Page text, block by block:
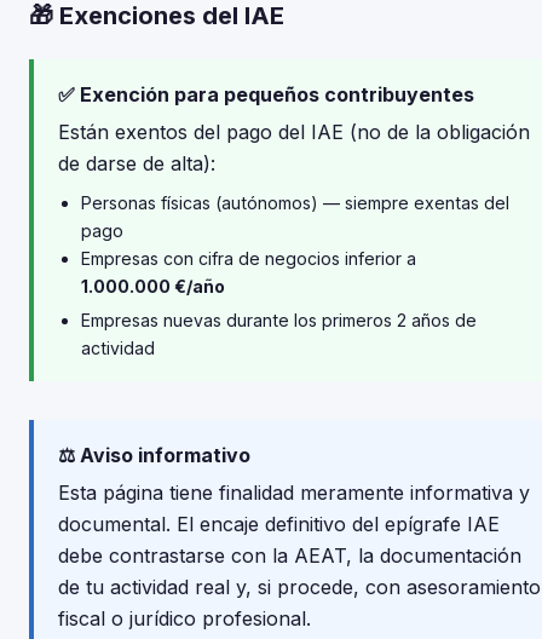
🎁 Exenciones del IAE
✅ Exención para pequeños contribuyentes
Están exentos del pago del IAE (no de la obligación
de darse de alta):
Personas físicas (autónomos) — siempre exentas del
pago
Empresas con cifra de negocios inferior a
1.000.000 €/año
Empresas nuevas durante los primeros 2 años de
actividad
⚖️ Aviso informativo
Esta página tiene finalidad meramente informativa y
documental. El encaje definitivo del epígrafe IAE
debe contrastarse con la AEAT, la documentación
de tu actividad real y, si procede, con asesoramiento
fiscal o jurídico profesional.